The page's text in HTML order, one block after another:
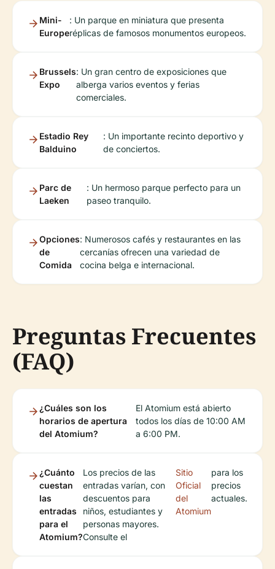
Mini-
Europe
: Un parque en miniatura que presenta
réplicas de famosos monumentos europeos.
Brussels
Expo
: Un gran centro de exposiciones que
alberga varios eventos y ferias
comerciales.
Estadio Rey
Balduino
: Un importante recinto deportivo y
de conciertos.
Parc de
Laeken
: Un hermoso parque perfecto para un
paseo tranquilo.
Opciones
de
Comida
: Numerosos cafés y restaurantes en las
cercanías ofrecen una variedad de
cocina belga e internacional.
Preguntas Frecuentes
(FAQ)
¿Cuáles son los
horarios de apertura
del Atomium?
El Atomium está abierto
todos los días de 10:00 AM
a 6:00 PM.
¿Cuánto
cuestan
las
entradas
para el
Atomium?
Los precios de las
entradas varían, con
descuentos para
niños, estudiantes y
personas mayores.
Consulte el
Sitio
Oficial
del
Atomium
para los
precios
actuales.